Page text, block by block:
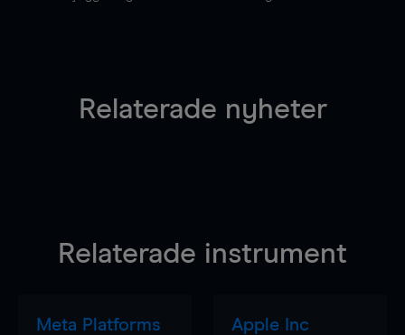
Relaterade nyheter
Relaterade instrument
Meta Platforms
Apple Inc